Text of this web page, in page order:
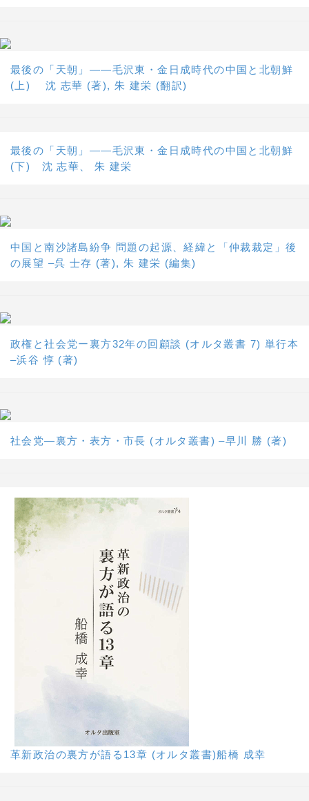
最後の「天朝」――毛沢東・金日成時代の中国と北朝鮮
(上) 沈 志華 (著), 朱 建栄 (翻訳)
最後の「天朝」――毛沢東・金日成時代の中国と北朝鮮
(下) 沈 志華、 朱 建栄
中国と南沙諸島紛争 問題の起源、経緯と「仲裁裁定」後
の展望 –呉 士存 (著), 朱 建栄 (編集)
政権と社会党ー裏方32年の回顧談 (オルタ叢書 7) 単行本
–浜谷 惇 (著)
社会党―裏方・表方・市長 (オルタ叢書) –早川 勝 (著)
革新政治の裏方が語る13章 (オルタ叢書)船橋 成幸